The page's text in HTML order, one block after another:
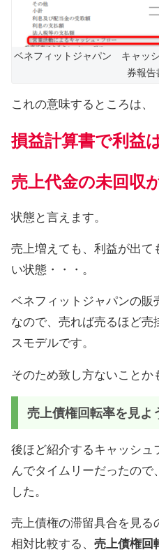
ベネフィットジャパン キャッ
券報告
これの意味するところは、
損益計算書で利益
売上代金の未回収
状態と言えます。
売上増えても、利益が出て
い状態・・・。
ベネフィットジャパンの販
なので、売れば売るほど売
スモデルです。
そのため致し方ないことか
売上債権回転率を見よ
後ほど紹介するキャッシュ
んでタイムリーだったので
した。
売上債権の滞留具合を見る
相対比較する、 売上債権回